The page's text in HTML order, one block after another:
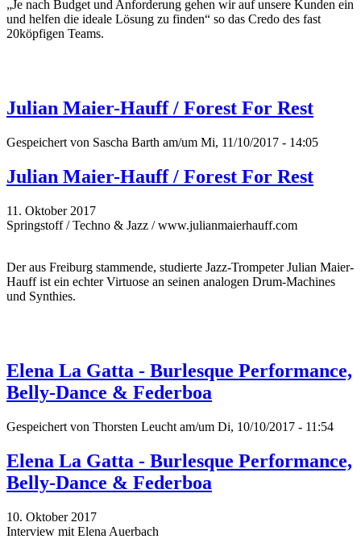
„Je nach Budget und Anforderung gehen wir auf unsere Kunden ein
und helfen die ideale Lösung zu finden“ so das Credo des fast
20köpfigen Teams.
Julian Maier-Hauff / Forest For Rest
Gespeichert von Sascha Barth am/um Mi, 11/10/2017 - 14:05
Julian Maier-Hauff / Forest For Rest
11. Oktober 2017
Springstoff / Techno & Jazz / www.julianmaierhauff.com
Der aus Freiburg stammende, studierte Jazz-Trompeter Julian Maier-
Hauff ist ein echter Virtuose an seinen analogen Drum-Machines
und Synthies.
Elena La Gatta - Burlesque Performance,
Belly-Dance & Federboa
Gespeichert von Thorsten Leucht am/um Di, 10/10/2017 - 11:54
Elena La Gatta - Burlesque Performance,
Belly-Dance & Federboa
10. Oktober 2017
Interview mit Elena Auerbach